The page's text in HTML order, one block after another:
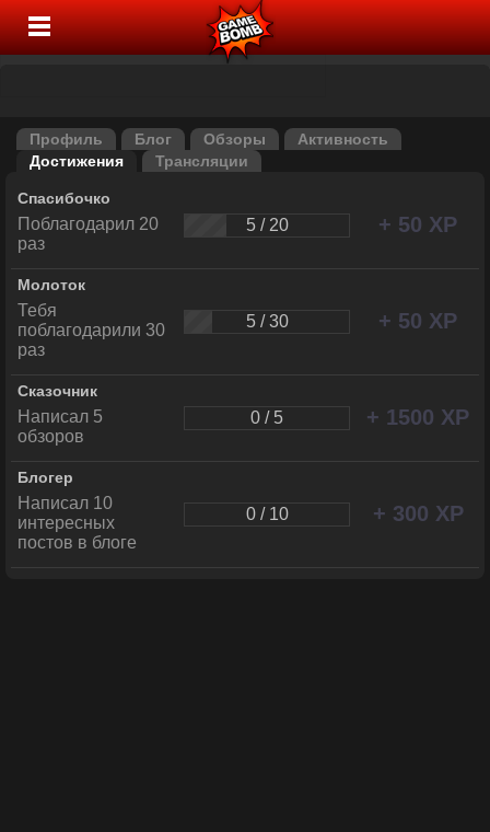
Профиль Блог Обзоры
Активность
Достижения
Трансляции
Спасибочко
Поблагодарил 20
раз
5 / 20 + 50 XP
Молоток
Тебя
поблагодарили 30
раз
5 / 30 + 50 XP
Сказочник
Написал 5
обзоров
0 / 5 + 1500 XP
Блогер
Написал 10
интересных
постов в блоге
0 / 10 + 300 XP